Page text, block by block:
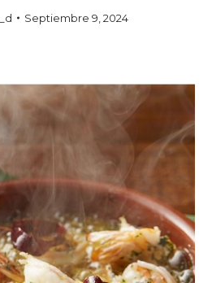
Septiembre 9, 2024